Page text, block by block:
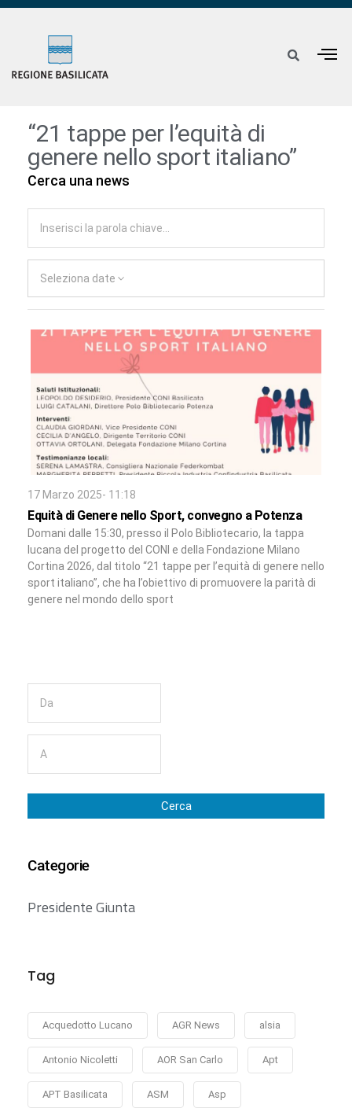
“21 tappe per l’equità di
genere nello sport italiano”
Cerca una news
Seleziona date
17 Marzo 2025- 11:18
Equità di Genere nello Sport, convegno a Potenza
Domani dalle 15:30, presso il Polo Bibliotecario, la tappa
lucana del progetto del CONI e della Fondazione Milano
Cortina 2026, dal titolo “21 tappe per l’equità di genere nello
sport italiano”, che ha l’obiettivo di promuovere la parità di
genere nel mondo dello sport
Cerca
Categorie
Presidente Giunta
Tag
Acquedotto Lucano AGR News alsia
Antonio Nicoletti AOR San Carlo Apt
APT Basilicata ASM Asp